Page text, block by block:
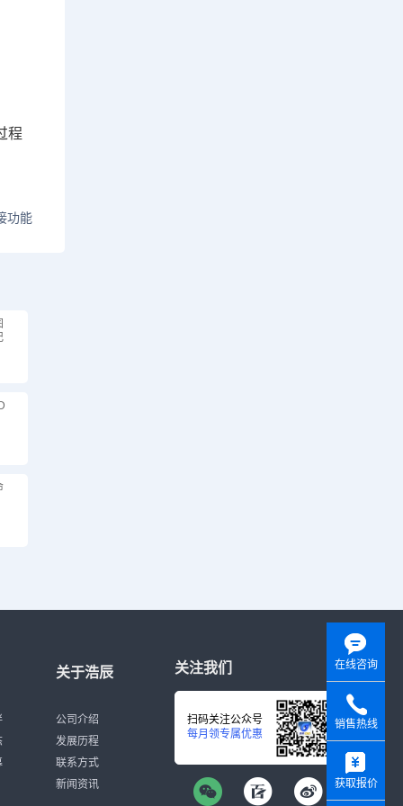
程
功能
关于浩辰
公司介绍
发展历程
联系方式
新闻资讯
关注我们
扫码关注公众号
每月领专属优惠
在线咨询
销售热线
获取报价